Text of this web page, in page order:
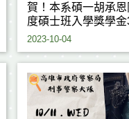
賀！本系碩一胡承
度碩士班入學獎學
2023-10-04